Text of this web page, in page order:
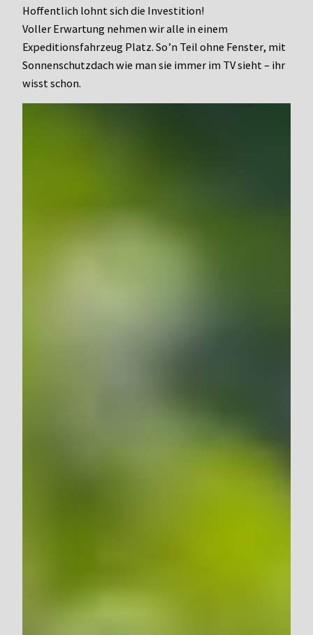
Hoffentlich lohnt sich die Investition!
Voller Erwartung nehmen wir alle in einem
Expeditionsfahrzeug Platz. So’n Teil ohne Fenster, mit
Sonnenschutzdach wie man sie immer im TV sieht – ihr
wisst schon.